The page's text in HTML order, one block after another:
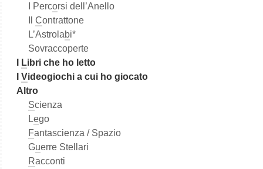
I Percorsi dell’Anello
Contrattone
L’Astrolabi*
Sovraccoperte
Libri che ho letto
Videogiochi a cui ho giocato
Altro
Scienza
Lego
Fantascienza / Spazio
Guerre Stellari
Racconti